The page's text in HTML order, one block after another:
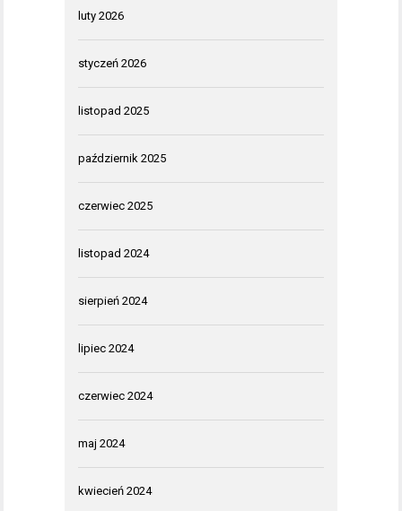
luty 2026
styczeń 2026
listopad 2025
październik 2025
czerwiec 2025
listopad 2024
sierpień 2024
lipiec 2024
czerwiec 2024
maj 2024
kwiecień 2024